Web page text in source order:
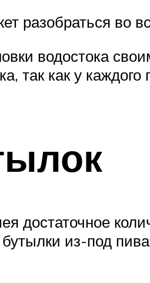
разобраться во
водостока
так как у каждого
достаточное
из-под